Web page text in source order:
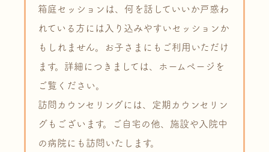
箱庭セッションは、何を話していいか戸惑わ
れている方には入り込みやすいセッションか
もしれません。お子さまにもご利用いただけ
ます。詳細につきましては、ホームページを
ご覧ください。
訪問カウンセリングには、定期カウンセリン
グもございます。ご自宅の他、施設や入院中
の病院にも訪問いたします。